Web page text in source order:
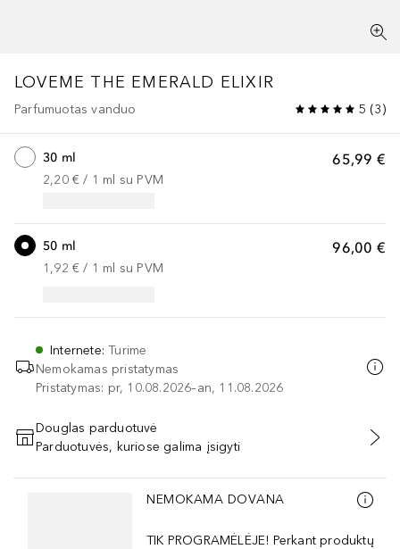
LOVEME THE EMERALD ELIXIR
Parfumuotas vanduo 5 (3)
65,99 €
30 ml
2,20 € / 1 ml su PVM
96,00 €
50 ml
1,92 € / 1 ml su PVM
Internete:Turime
Nemokamas pristatymas
Pristatymas: pr, 10.08.2026–an, 11.08.2026
PRIDĖTI Į KREPŠELĮ
Douglas parduotuvė
Parduotuvės, kuriose galima įsigyti
Praleisti slankiklį
NEMOKAMA DOVANA
TIK PROGRAMĖLĖJE! Perkant produktų